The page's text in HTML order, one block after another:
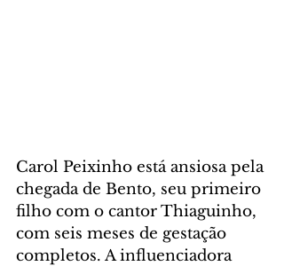
Carol Peixinho está ansiosa pela
chegada de Bento, seu primeiro
filho com o cantor Thiaguinho,
com seis meses de gestação
completos. A influenciadora